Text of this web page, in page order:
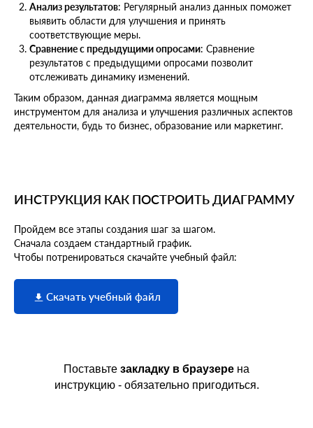
Анализ результатов: Регулярный анализ данных поможет
выявить области для улучшения и принять
соответствующие меры.
Сравнение с предыдущими опросами: Сравнение
результатов с предыдущими опросами позволит
отслеживать динамику изменений.
Таким образом, данная диаграмма является мощным
инструментом для анализа и улучшения различных аспектов
деятельности, будь то бизнес, образование или маркетинг.
ИНСТРУКЦИЯ КАК ПОСТРОИТЬ ДИАГРАММУ
Пройдем все этапы создания шаг за шагом.
Сначала создаем стандартный график.
Чтобы потренироваться скачайте учебный файл:
Скачать учебный файл
Поставьте закладку в браузере на
инструкцию - обязательно пригодиться.